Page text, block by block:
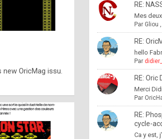
new OricMag issu.
RE:
Mes
Par Gliou ,
RE:
hello
Par
RE: Oric
Merci
Par
RE:
cycle-
Ca y est,